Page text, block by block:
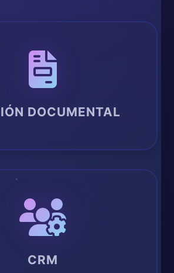
DOCUMENTAL
CRM